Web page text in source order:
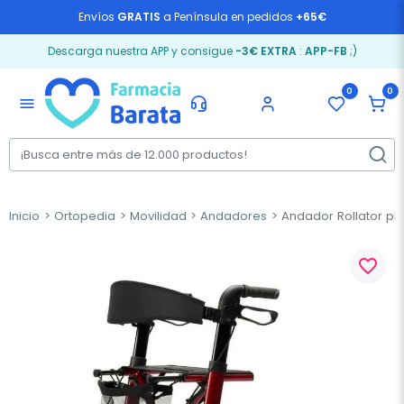
Envíos GRATIS a Península en pedidos +65€
Descarga nuestra APP y consigue -3€ EXTRA: APP-FB ;)
menu
0 0
Inicio Ortopedia Movilidad Andadores Andador Rollator
favorite_border